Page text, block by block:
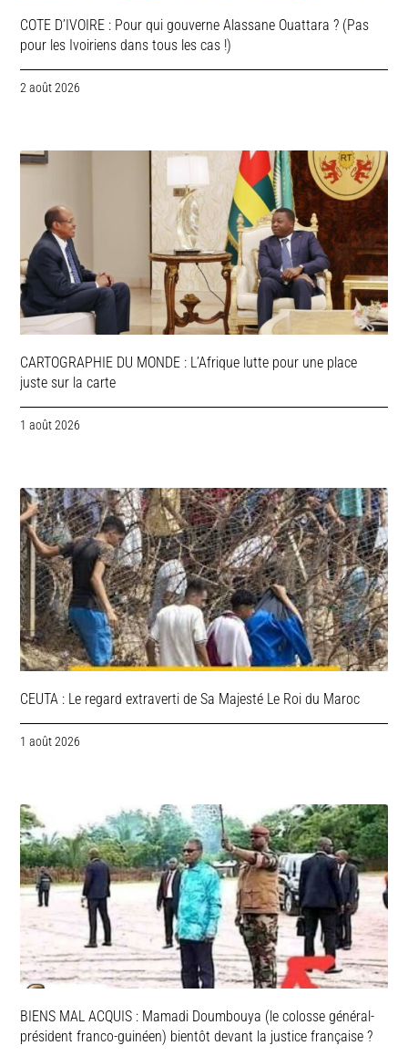
COTE D’IVOIRE : Pour qui gouverne Alassane Ouattara ? (Pas
pour les Ivoiriens dans tous les cas !)
2 août 2026
CARTOGRAPHIE DU MONDE : L’Afrique lutte pour une place
juste sur la carte
1 août 2026
CEUTA : Le regard extraverti de Sa Majesté Le Roi du Maroc
1 août 2026
BIENS MAL ACQUIS : Mamadi Doumbouya (le colosse général-
président franco-guinéen) bientôt devant la justice française ?